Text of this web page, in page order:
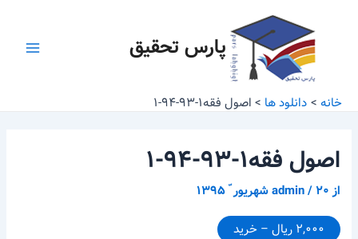
پارس تحقیق
خانه دانلود ها اصول فقه۱-۹۳-۹۴-۱
اصول فقه۱-۹۳-۹۴-۱
از admin/۲۰ شهریور ّ ۱۳۹۵
۲,۰۰۰ ریال – خرید